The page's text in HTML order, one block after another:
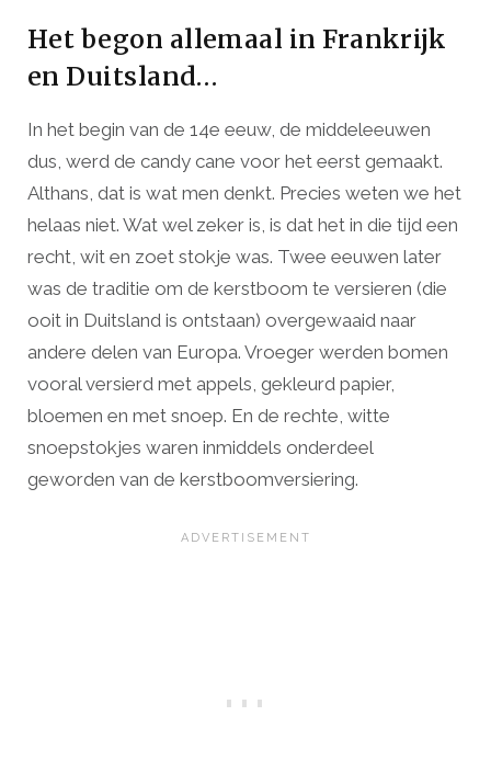
Het begon allemaal in Frankrijk
en Duitsland…
In het begin van de 14e eeuw, de middeleeuwen
dus, werd de candy cane voor het eerst gemaakt.
Althans, dat is wat men denkt. Precies weten we het
helaas niet. Wat wel zeker is, is dat het in die tijd een
recht, wit en zoet stokje was. Twee eeuwen later
was de traditie om de kerstboom te versieren (die
ooit in Duitsland is ontstaan) overgewaaid naar
andere delen van Europa. Vroeger werden bomen
vooral versierd met appels, gekleurd papier,
bloemen en met snoep. En de rechte, witte
snoepstokjes waren inmiddels onderdeel
geworden van de kerstboomversiering.